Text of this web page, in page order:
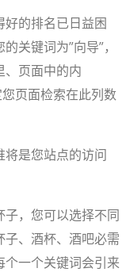
的排名已日益困
关键词为”向导”，
、页面中的内
页面检索在此列数
是您站点的访问
，您可以选择不同
、酒杯、酒吧必需
一个关键词会引来